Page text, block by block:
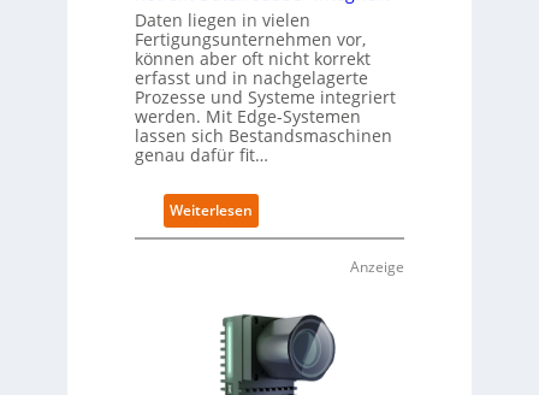
o
n
s
t
a
r
t
e
t
B
i
r
v
e
r
Daten liegen in vielen
Fertigungsunternehmen vor,
können aber oft nicht korrekt
erfasst und in nachgelagerte
Prozesse und Systeme integriert
werden. Mit Edge-Systemen
lassen sich Bestandsmaschinen
genau dafür fit…
Weiterlesen:
R
o
t
Anzeige